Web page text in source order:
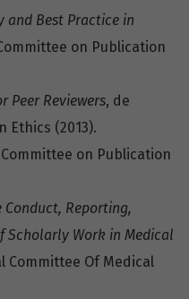
and Best Practice in
on Publication
Peer Reviewers, de
Ethics (2013).
on Publication
Reporting,
Scholarly Work in Medical
Committee Of Medical